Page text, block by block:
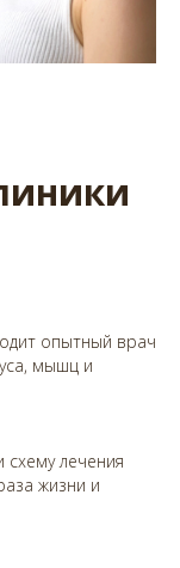
опытный врач
мышц и
схему лечения
жизни и